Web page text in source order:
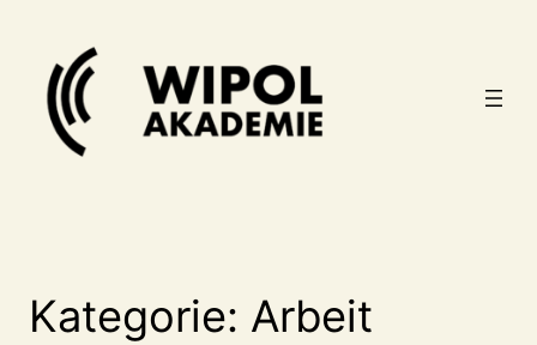
springen
Kategorie: Arbeit